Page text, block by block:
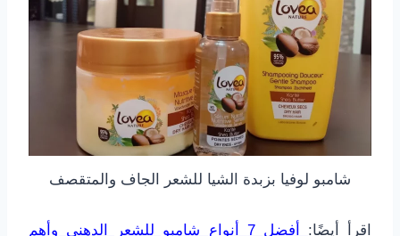
شامبو لوفيا بزبدة الشيا للشعر الجاف والمتقصف
اقرأ أيضًا:
أفضل 7 أنواع شامبو للشعر الدهني وأهم